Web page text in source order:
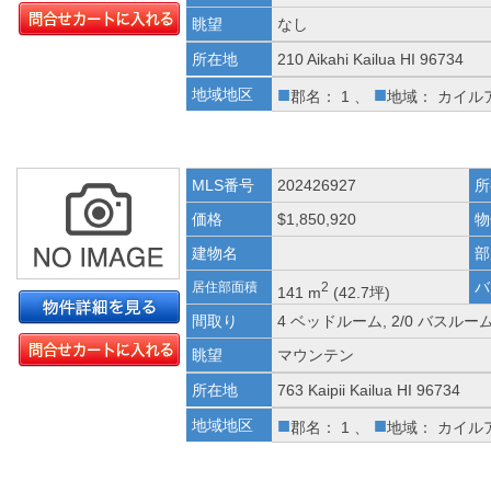
眺望
なし
所在地
210 Aikahi Kailua HI 96734
地域地区
■郡名： 1 、 ■地域： カイル
MLS番号 202426927
価格
$1,850,920
建物名
居住部面積 141 m2 (42.7坪)
間取り
4 ベッドルーム, 2/0 バスルー
眺望
マウンテン
所在地
763 Kaipii Kailua HI 96734
地域地区
■郡名： 1 、 ■地域： カイル